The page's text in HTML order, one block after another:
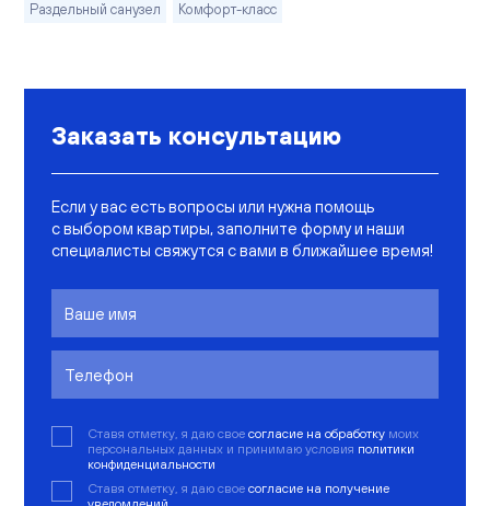
Раздельный санузел
Комфорт-класс
Заказать консультацию
Если у вас есть вопросы или нужна помощь
с выбором квартиры, заполните форму и наши
специалисты свяжутся с вами в ближайшее время!
Ставя отметку, я даю свое согласие на обработку моих
персональных данных и принимаю условия политики
конфиденциальности
Ставя отметку, я даю свое согласие на получение